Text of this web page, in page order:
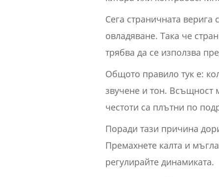
Сега страничната
овладяване. Така че
трябва да се използва
Общото правило тук е:
звучене и тон. Всъщност
честоти са плътни по
Поради тази причина
Премахнете калта и
регулирайте динамиката.